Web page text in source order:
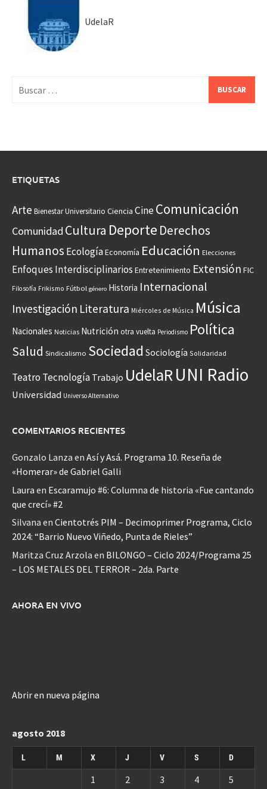
UdelaR
ETIQUETAS
Arte Bienestar Universitario Ciencia CineComunicación
Comunidad Cultura Deporte Derechos
Humanos EcologíaEconomía Educación Elecciones
Enfoques Interdisciplinarios Entretenimiento Extensión FIC
Filosofía Frikismo Fútbol género Historia Internacional
Investigación Literatura Miércoles de Música Música
Nacionales Noticias Nutrición otra vuelta Periodismo Política
Salud Sindicalismo Sociedad Sociología Solidaridad
Teatro Tecnología Trabajo UdelaRUNI Radio
Universidad Universo Alternativo
COMENTARIOS RECIENTES
Gonzalo Lanza en Así y Asá. Programa 10. Reseña de
«Homerar» de Gabriel Galli
Laura en Escaramujo #6: Columna de historia «Fue cantando
que crecí» #2
Silvana en Cientotrés PIM – Decimoprimer Programa, Ciclo
2024: “Barrio Nuevo Viñedo, Punta de Rieles”
Maritza Cruz Arzola en BILONGO – Ciclo 2024/Programa 25
– LOS METALES DEL TERROR – 2da. Parte
AHORA EN VIVO
Abrir en nueva página
agosto 2018
L M X J V S D
1 2 3 4 5